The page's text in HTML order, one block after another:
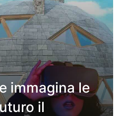
immagina le
il